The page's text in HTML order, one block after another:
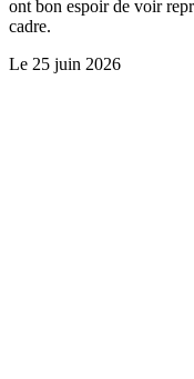
ont bon espoir de voir
cadre.
Le 25 juin 2026